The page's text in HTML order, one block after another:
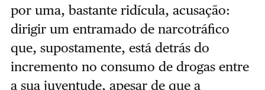
por uma, bastante ridícula, acusação:
dirigir um entramado de narcotráfico
que, supostamente, está detrás do
incremento no consumo de drogas entre
a sua juventude, apesar de que a